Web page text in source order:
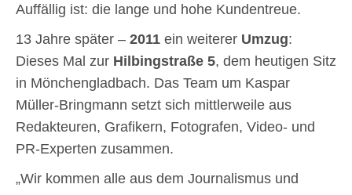
Auffällig ist: die lange und hohe Kundentreue.
13 Jahre später – 2011 ein weiterer Umzug:
Dieses Mal zur Hilbingstraße 5, dem heutigen Sitz
in Mönchengladbach. Das Team um Kaspar
Müller-Bringmann setzt sich mittlerweile aus
Redakteuren, Grafikern, Fotografen, Video- und
PR-Experten zusammen.
„Wir kommen alle aus dem Journalismus und